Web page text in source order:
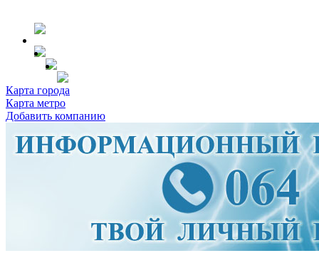
Карта города
Карта метро
Добавить компанию